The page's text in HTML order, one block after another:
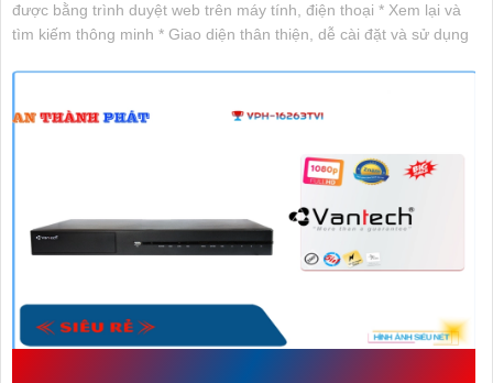
được bằng trình duyệt web trên máy tính, điện thoại * Xem lại và
tìm kiếm thông minh * Giao diện thân thiện, dễ cài đặt và sử dụng